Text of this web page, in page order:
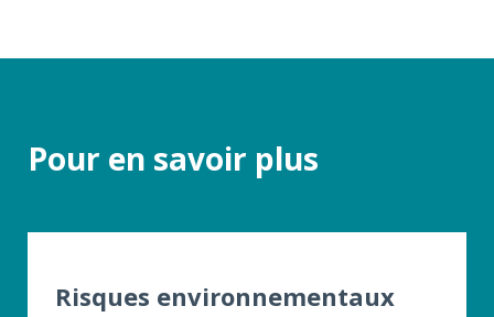
Pour en savoir plus
Risques environnementaux